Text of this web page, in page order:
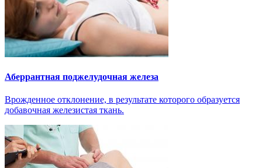
Аберрантная поджелудочная железа
Врожденное отклонение, в результате которого образуется
добавочная железистая ткань.